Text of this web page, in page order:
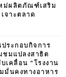
หม่ผลิตภัณฑ์เสริม
จาะตลาด
ระกอบกิจการ
ชมแปลงสาธิต
เคลื่อน “โรงงาน
มั่นคงทางอาหาร